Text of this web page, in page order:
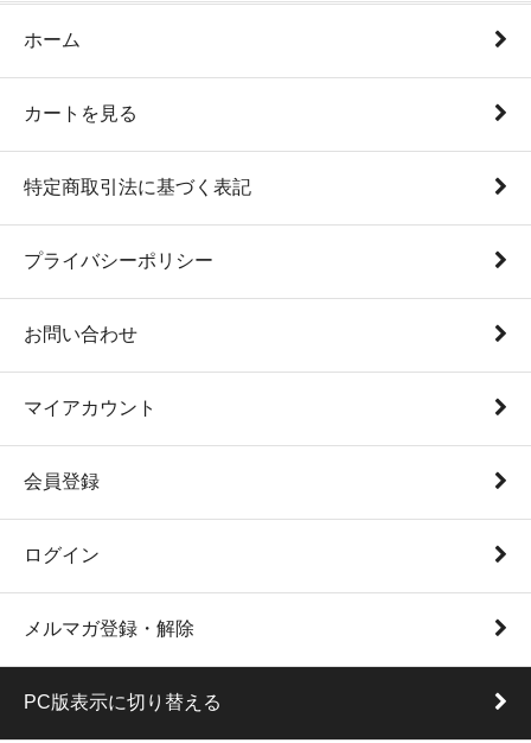
ホーム
カートを見る
特定商取引法に基づく表記
プライバシーポリシー
お問い合わせ
マイアカウント
会員登録
ログイン
メルマガ登録・解除
PC版表示に切り替える